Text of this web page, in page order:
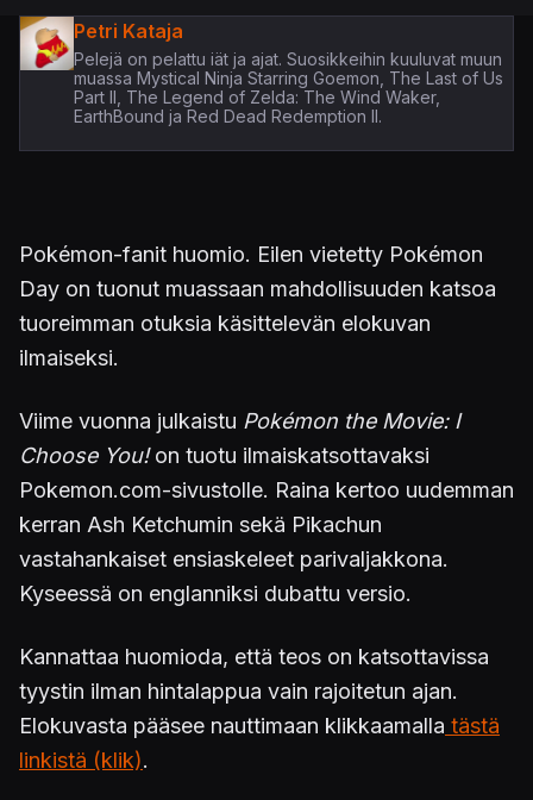
Petri Kataja
Pelejä on pelattu iät ja ajat. Suosikkeihin kuuluvat muun
muassa Mystical Ninja Starring Goemon, The Last of Us
Part II, The Legend of Zelda: The Wind Waker,
EarthBound ja Red Dead Redemption II.
Pokémon-fanit huomio. Eilen vietetty Pokémon
Day on tuonut muassaan mahdollisuuden katsoa
tuoreimman otuksia käsittelevän elokuvan
ilmaiseksi.
Viime vuonna julkaistu Pokémon the Movie: I
Choose You!on tuotu ilmaiskatsottavaksi
Pokemon.com-sivustolle. Raina kertoo uudemman
kerran Ash Ketchumin sekä Pikachun
vastahankaiset ensiaskeleet parivaljakkona.
Kyseessä on englanniksi dubattu versio.
Kannattaa huomioda, että teos on katsottavissa
tyystin ilman hintalappua vain rajoitetun ajan.
Elokuvasta pääsee nauttimaan klikkaamalla tästä
linkistä (klik).